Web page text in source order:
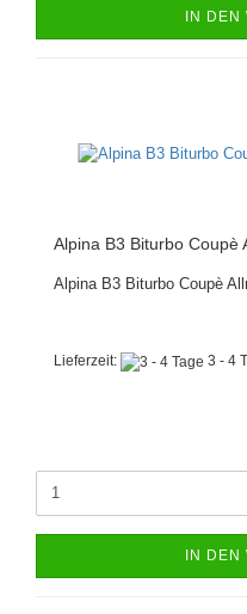
IN
Alpina B3 Biturbo Coupè
Alpina B3 Biturbo Coupè
Lieferzeit: 3 - 4
IN DEN